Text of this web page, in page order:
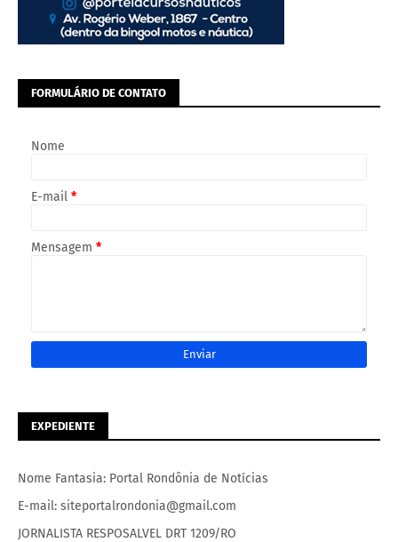
FORMULÁRIO DE CONTATO
Nome
E-mail *
Mensagem *
EXPEDIENTE
Nome Fantasia: Portal Rondônia de Notícias
E-mail: siteportalrondonia@gmail.com
JORNALISTA RESPOSALVEL DRT 1209/RO